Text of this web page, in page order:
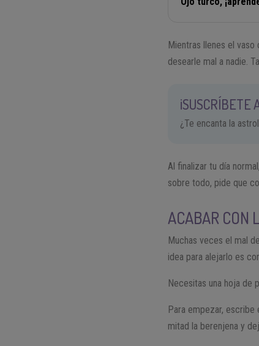
Mientras llenes el
desearle mal a nadie.
¿Te encanta la
Al finalizar tu día
sobre todo, pide que
ACABAR CON
Muchas veces el mal
idea para alejarlo es
Necesitas una hoja de
Para empezar,
mitad la berenjena y